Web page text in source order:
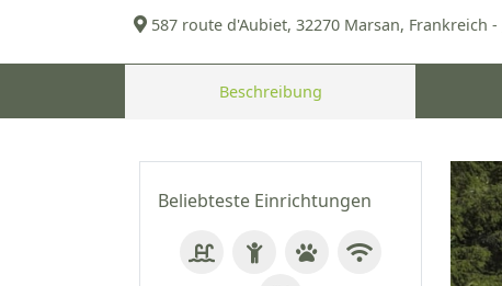
587 route d'Aubiet, 32270 Marsan, Frankreich -
Beschreibung
Beliebteste Einrichtungen